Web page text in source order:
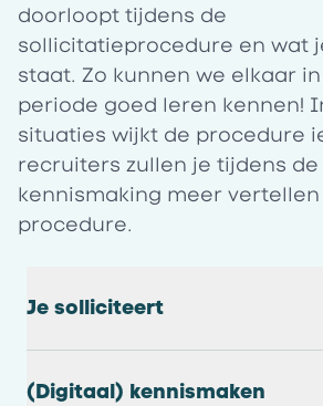
doorloopt tijdens de
sollicitatieprocedure en wat
staat. Zo kunnen we elkaar
periode goed leren kennen!
situaties wijkt de procedure
recruiters zullen je tijdens
kennismaking meer
procedure.
Je solliciteert
(Digitaal) kennismaken